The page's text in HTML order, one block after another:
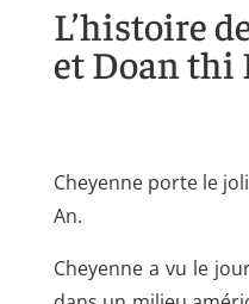
L’histoire
etDoan thi
Cheyenne porte le
An.
Cheyenne a vu le